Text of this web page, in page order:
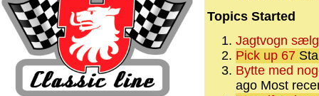
Topics Started
Jagtvogn
Pick up 67
Bytte med
ago Most